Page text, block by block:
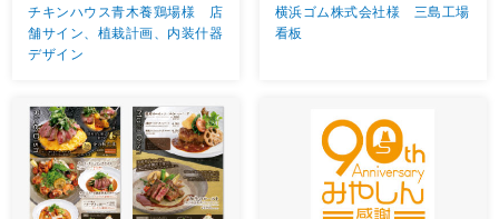
チキンハウス青木養鶏場様 店
舗サイン、植栽計画、内装什器
デザイン
横浜ゴム株式会社様 三島工場
看板